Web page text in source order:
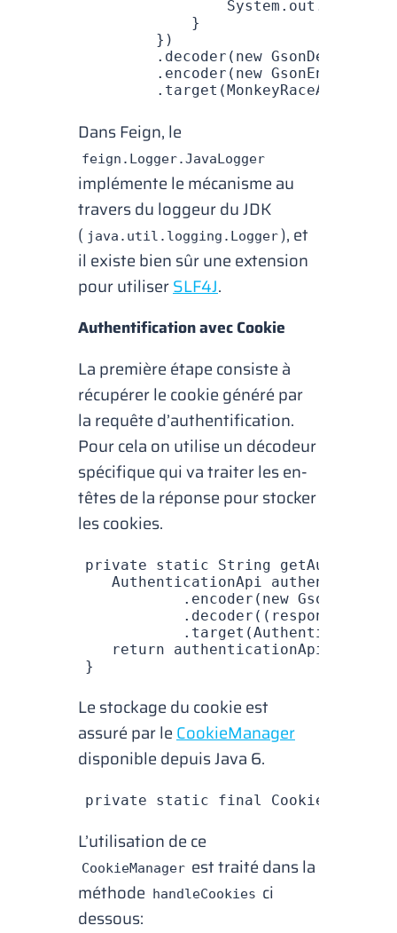
                System
. out .
            }
        })
        .
decoder ( new GsonDecoder
        .
encoder ( new GsonEncoder
        .
target ( MonkeyRaceApi
Dans Feign, le
feign.Logger.JavaLogger
implémente le mécanisme au
travers du loggeurdu JDK
( java.util.logging.Logger ), et
il existe bien sûr une extension
pour utiliserSLF4J.
Authentification avec Cookie
La première étape consiste à
récupérer le cookie généré par
la requête d’authentification.
Pour cela on utilise un décodeur
spécifique qui va traiter les en-
têtes de la réponse pour stocker
lescookies.
private static String getAuthToken
   AuthenticationApi
           .
encoder ( new GsonEncoder
           .
decoder ((response,
           .
target (
   return
authenticationApi
}
Le stockage du cookie est
assuré par leCookieManager
disponible depuis Java 6.
private static final CookieManager
L’utilisation de ce
CookieManager est traité dans la
méthode handleCookies ci
dessous: